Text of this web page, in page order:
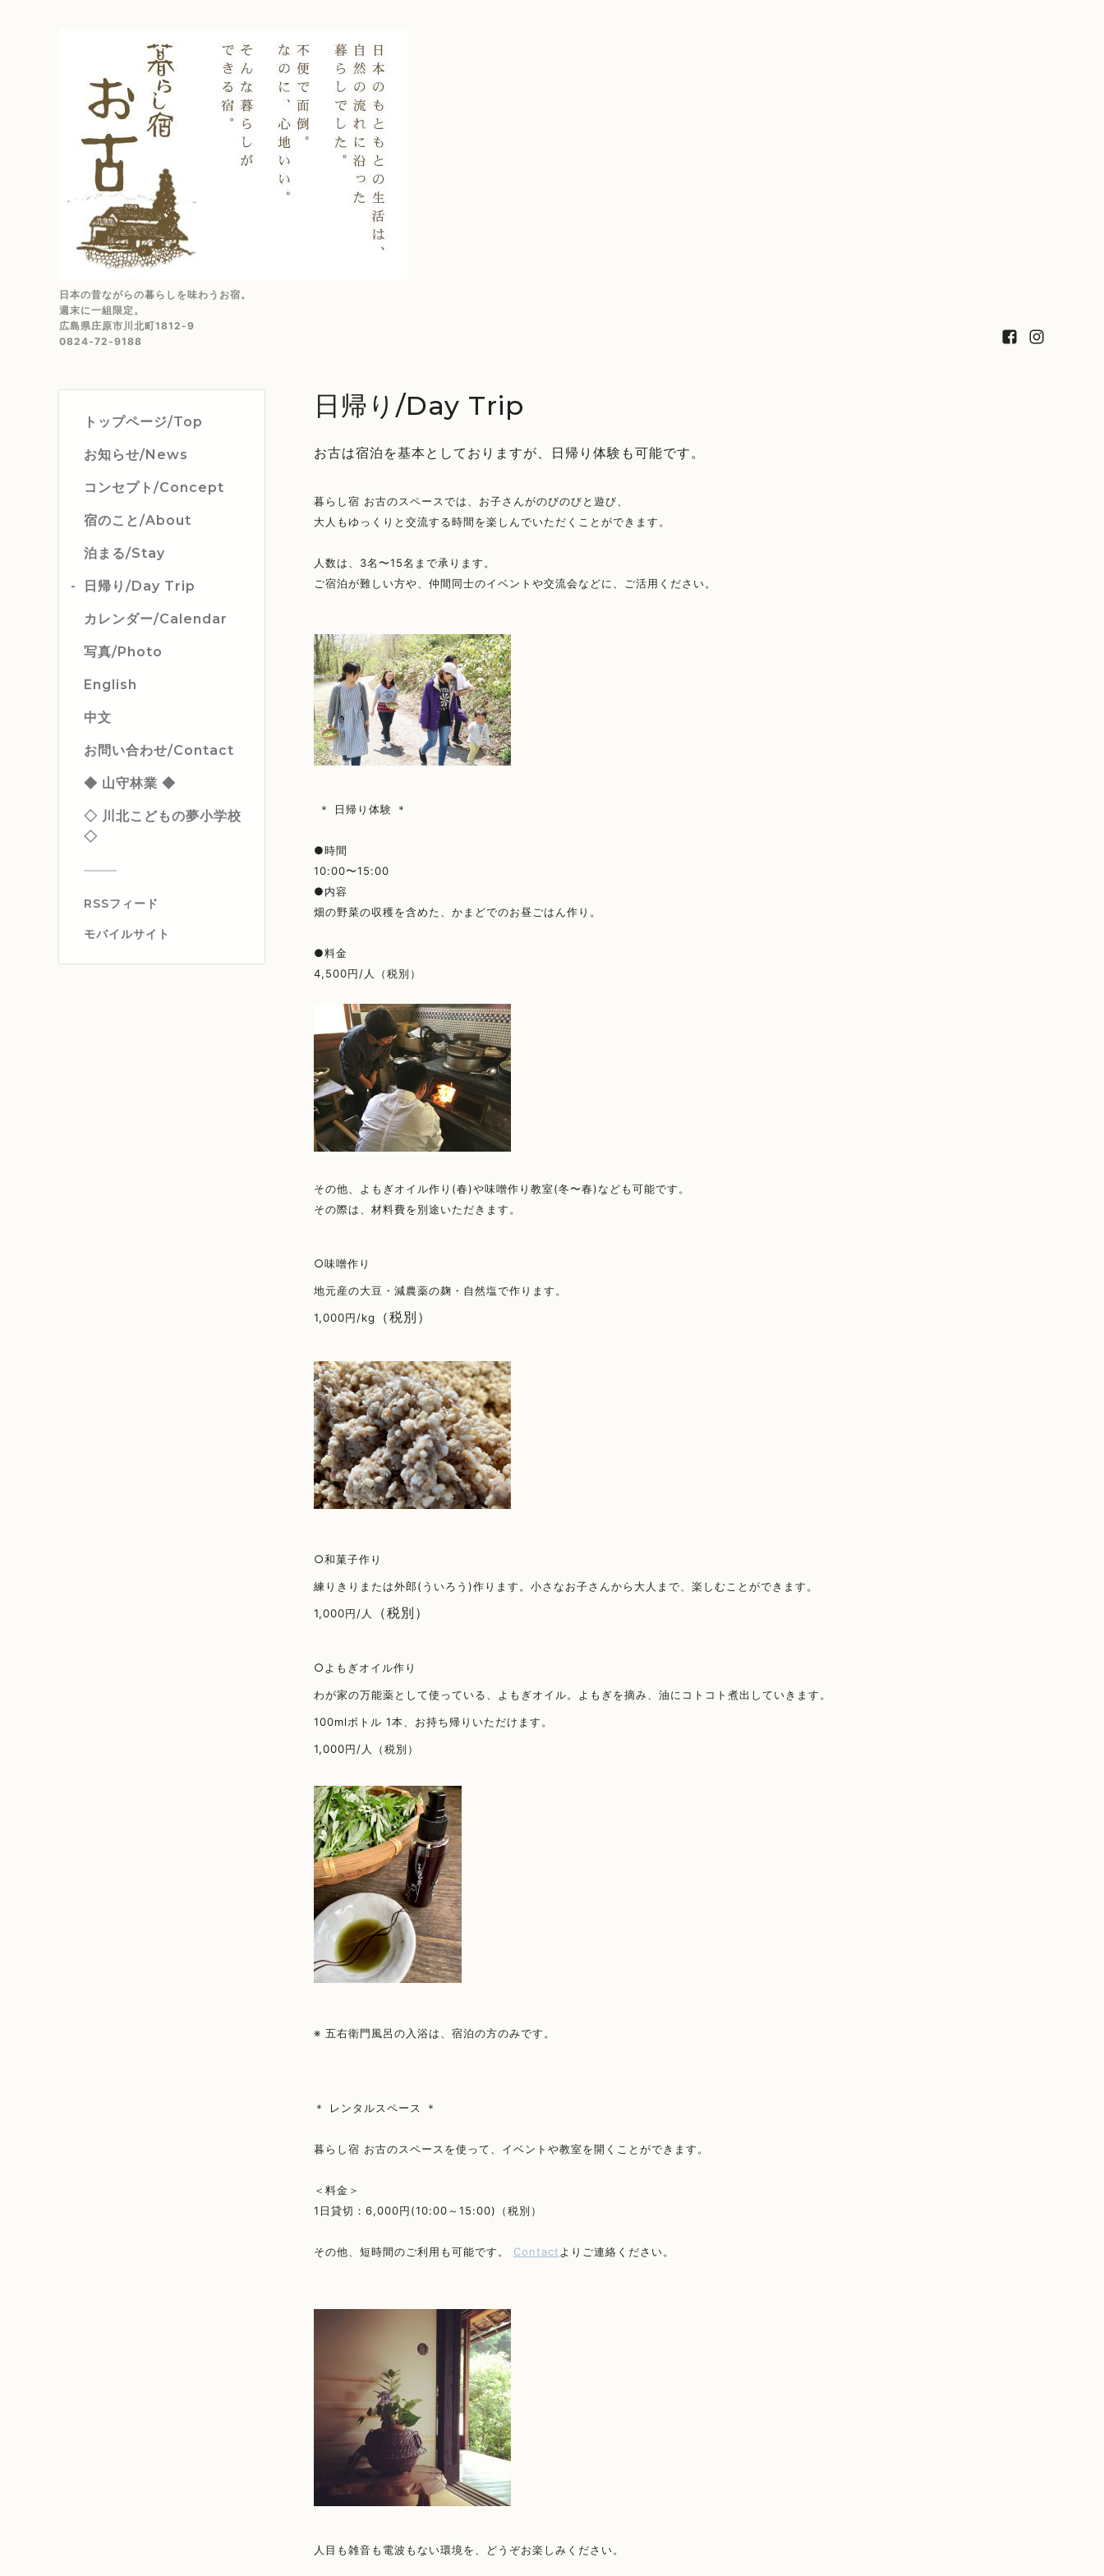
日本の昔ながらの暮らしを味わうお宿。
週末に一組限定。
広島県庄原市川北町1812-9
0824-72-9188
トップページ/Top
お知らせ/News
コンセプト/Concept
宿のこと/About
泊まる/Stay
日帰り/Day Trip
カレンダー/Calendar
写真/Photo
English
中文
お問い合わせ/Contact
◆ 山守林業 ◆
◇ 川北こどもの夢小学校
◇
RSSフィード
モバイルサイト
日帰り/Day Trip
お古は宿泊を基本としておりますが、日帰り体験も可能です。
暮らし宿 お古のスペースでは、お子さんがのびのびと遊び、
大人もゆっくりと交流する時間を楽しんでいただくことができます。
人数は、3名〜15名まで承ります。
ご宿泊が難しい方や、仲間同士のイベントや交流会などに、ご活用ください。
＊ 日帰り体験 ＊
●時間
10:00〜15:00
●内容
畑の野菜の収穫を含めた、かまどでのお昼ごはん作り。
●料金
4,500円/人
（税別）
その他、よもぎオイル作り(春)や味噌作り教室(冬〜春)なども可能です。
その際は、材料費を別途いただきます。
○味噌作り
地元産の大豆・減農薬の麹・自然塩で作ります。
1,000円/kg （税別）
○和菓子作り
練りきりまたは外郎(ういろう)作ります。小さなお子さんから大人まで、楽しむことができます。
1,000円/人 （税別）
○よもぎオイル作り
わが家の万能薬として使っている、よもぎオイル。よもぎを摘み、油にコトコト煮出していきます。
100mlボトル 1本、お持ち帰りいただけます。
1,000円/人 （税別）
※ 五右衛門風呂の入浴は、宿泊の方のみです。
＊ レンタルスペース ＊
暮らし宿 お古のスペースを使って、イベントや教室を開くことができます。
＜料金＞
1日貸切：6,000円(10:00～15:00)
（税別）
その他、短時間のご利用も可能です。 Contact よりご連絡ください。
人目も雑音も電波もない環境を、どうぞお楽しみください。